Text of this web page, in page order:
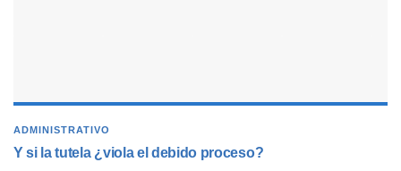
ADMINISTRATIVO
Y si la tutela ¿viola el debido proceso?